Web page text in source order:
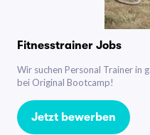
Fitnesstrainer Jobs
Wir suchen Personal Trainer in
bei Original Bootcamp!
Jetzt bewerben